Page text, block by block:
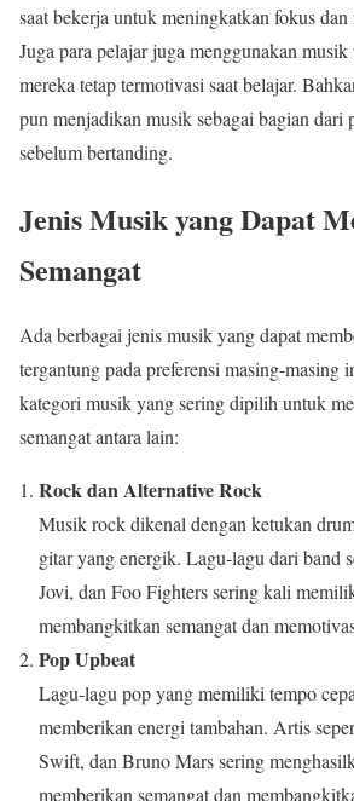
saat bekerja untuk meningkatkan fokus dan
Juga para pelajar juga menggunakan
mereka tetap termotivasi saat belajar.
pun menjadikan musik sebagai bagian dari
sebelum bertanding.
Jenis Musik yang Dapat
Semangat
Ada berbagai jenis musik yang dapat
tergantung pada preferensi masing-masing
kategori musik yang sering dipilih untuk
semangat antara lain:
Rock dan Alternative Rock
Musik rock dikenal dengan ketukan
gitar yang energik. Lagu-lagu dari band
Jovi, dan Foo Fighters sering kali
membangkitkan semangat dan
Pop Upbeat
Lagu-lagu pop yang memiliki tempo
memberikan energi tambahan. Artis
Swift, dan Bruno Mars sering
memberikan semangat dan